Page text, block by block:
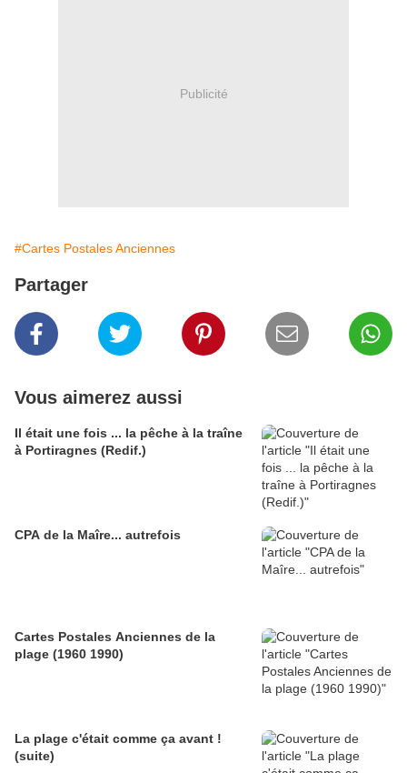
Publicité
#Cartes Postales Anciennes
Partager
Vous aimerez aussi
Il était une fois ... la pêche à la traîne
à Portiragnes (Redif.)
CPA de la Maîre... autrefois
Cartes Postales Anciennes de la
plage (1960 1990)
La plage c'était comme ça avant !
(suite)